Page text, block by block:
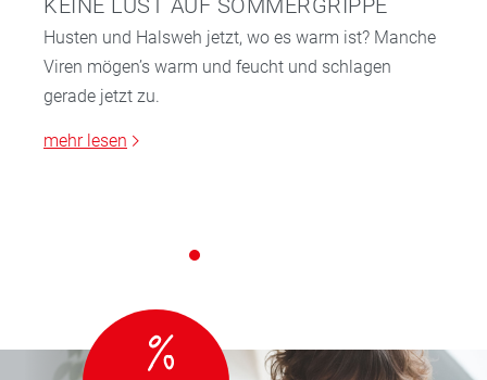
KEINE LUST AUF SOMMERGRIPPE
Husten und Halsweh jetzt, wo es warm ist? Manche
Viren mögen’s warm und feucht und schlagen
gerade jetzt zu.
mehr lesen